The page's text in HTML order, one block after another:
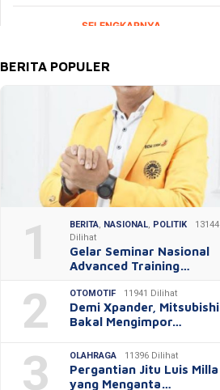
BERITA POPULER
1 BERITA NASIONAL POLITIK
13144
Dilihat
Gelar Seminar Nasional
Advanced Training…
2 OTOMOTIF 11941 Dilihat
Demi Xpander, Mitsubishi
Bakal Mengimpor…
3 OLAHRAGA 11396 Dilihat
Pergantian Jitu Luis Milla
yang Menganta…